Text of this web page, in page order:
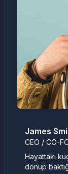
James
CEO / CO-
Hayattaki
dönüp